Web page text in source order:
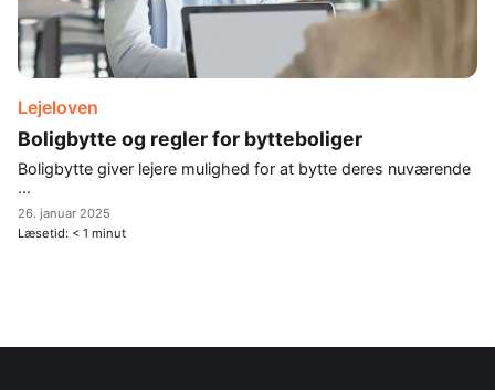
Lejeloven
Boligbytte og regler for bytteboliger
Boligbytte giver lejere mulighed for at bytte deres nuværende
...
26. januar 2025
Læsetid: < 1 minut